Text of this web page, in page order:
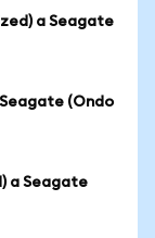
a Seagate
(Ondo
a Seagate